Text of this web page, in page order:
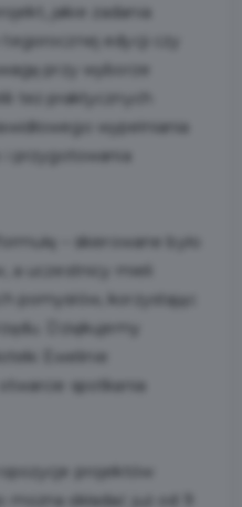
jakie zadania
tegorocznej edycji czy
przy wyborze
też praktycznych
wypełniania
przygotowania
– skierowane było
a uczestnicy mieli
pomysłów, korzystając
Dziękujemy
Ewelinie
spotkania
projektów
składać już od 9